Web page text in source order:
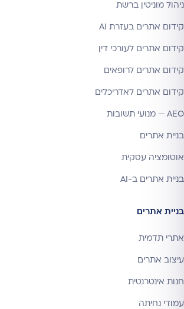
ניהול מוניטין ברשת
קידום אתרים בעזרת AI
קידום אתרים לעורכי דין
קידום אתרים לרופאים
קידום אתרים לאדריכלים
AEO — מנועי תשובות
בניית אתרים
אוטומציה עסקית
בניית אתרים ב-AI
בניית אתרים
אתרי תדמית
עיצוב אתרים
חנות אינטרנטית
עמודי נחיתה